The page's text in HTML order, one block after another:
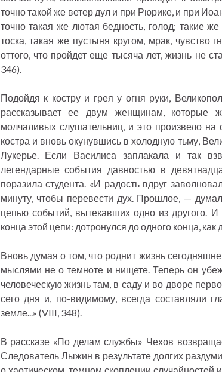
точно такой же ветер дул и при Рюрике, и при
точно такая же лютая бедность, голод; такие
тоска, такая же пустыня кругом, мрак, чувство
оттого, что пройдет еще тысяча лет, жизнь не
346).
Подойдя к костру и грея у огня руки,
рассказывает ее двум женщинам, которые
молчаливых слушательниц, и это произвело на
костра и вновь окунувшись в холодную тьму,
Лукерье. Если Василиса заплакала и так
легендарные события давностью в
поразила студента. «И радость вдруг
минуту, чтобы перевести дух. Прошлое, —
цепью событий, вытекавших одно из другого. И
конца этой цепи: дотронулся до одного конца, как
Вновь думая о том, что роднит жизнь
мыслями не о темноте и нищете. Теперь он
человеческую жизнь там, в саду и во дворе
сего дня и, по-видимому, всегда составляли
земле...» (VIII, 348).
В рассказе «По делам службы» Чехов
Следователь Лыжин в результате долгих